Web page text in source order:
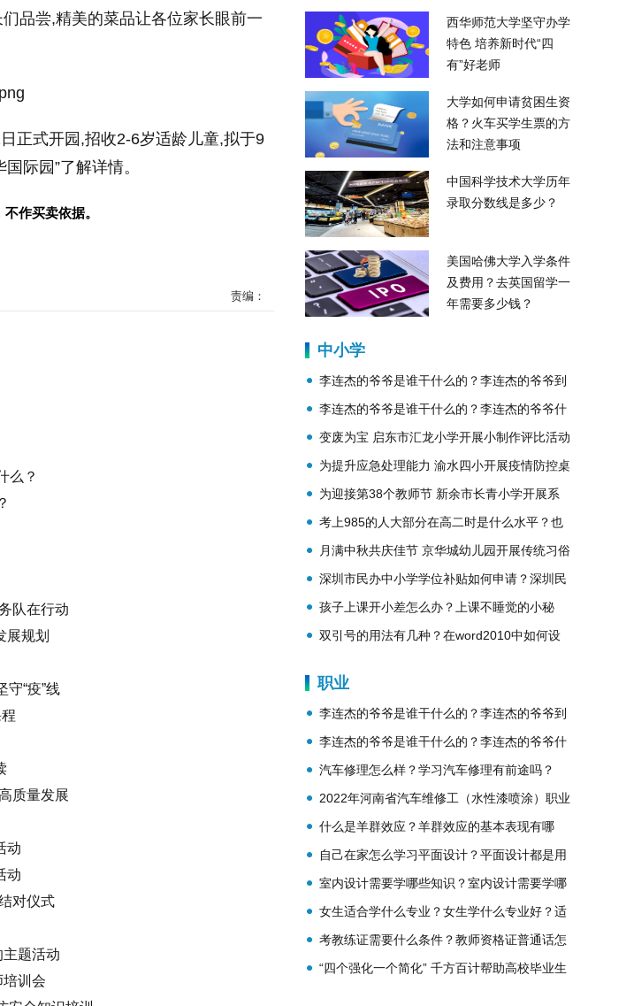
品尝,精美的菜品让各位家长眼前一
正式开园,招收2-6岁适龄儿童,拟于9
际园”了解详情。
作买卖依据。
责编：
么？
队在行动
展规划
“疫”线
质量发展
动
动
对仪式
主题活动
培训会
西华师范大学坚守办学
特色 培养新时代“四
有”好老师
大学如何申请贫困生资
格？火车买学生票的方
法和注意事项
中国科学技术大学历年
录取分数线是多少？
美国哈佛大学入学条件
及费用？去英国留学一
年需要多少钱？
中小学
李连杰的爷爷是谁干什么的？李连杰的爷爷到
底是谁？
李连杰的爷爷是谁干什么的？李连杰的爷爷什
么身份？
变废为宝 启东市汇龙小学开展小制作评比活动
为提升应急处理能力 渝水四小开展疫情防控桌
面推演活动
为迎接第38个教师节 新余市长青小学开展系
列活动
考上985的人大部分在高二时是什么水平？也
是保底985的水平吗？
月满中秋共庆佳节 京华城幼儿园开展传统习俗
文化体验活动
深圳市民办中小学学位补贴如何申请？深圳民
办中小学学位补贴申请方法
孩子上课开小差怎么办？上课不睡觉的小秘
诀？
双引号的用法有几种？在word2010中如何设
职业
李连杰的爷爷是谁干什么的？李连杰的爷爷到
底是谁？
李连杰的爷爷是谁干什么的？李连杰的爷爷什
么身份？
汽车修理怎么样？学习汽车修理有前途吗？
2022年河南省汽车维修工（水性漆喷涂）职业
技能竞赛圆满落幕
什么是羊群效应？羊群效应的基本表现有哪
些？
自己在家怎么学习平面设计？平面设计都是用
哪些软件？
室内设计需要学哪些知识？室内设计需要学哪
些软件？
女生适合学什么专业？女生学什么专业好？适
合女生的八大专业
考教练证需要什么条件？教师资格证普通话怎
么考？
“四个强化一个简化” 千方百计帮助高校毕业生